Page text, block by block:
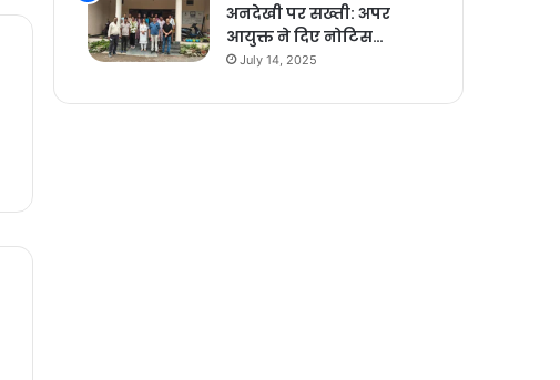
अनदेखी पर सख्ती: अपर
आयुक्त ने दिए नोटिस…
July 14, 2025